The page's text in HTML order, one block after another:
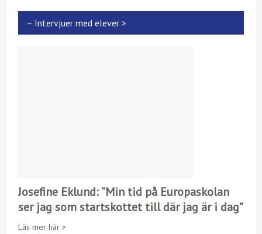
– Intervjuer med elever >
Josefine Eklund: ”Min tid på Europaskolan
ser jag som startskottet till där jag är i dag”
Läs mer här >